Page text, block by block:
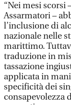
“Nei mesi scorsi
Assarmatori –
l’inclusione di
nazionale nelle
marittimo.
traduzione in
tassazione
applicata in
specificità dei
consapevolezza